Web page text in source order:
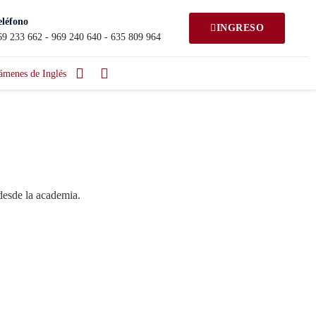
233 662 - 969 240 640 - 635 809 964
INGRESO
de Inglés
la academia.